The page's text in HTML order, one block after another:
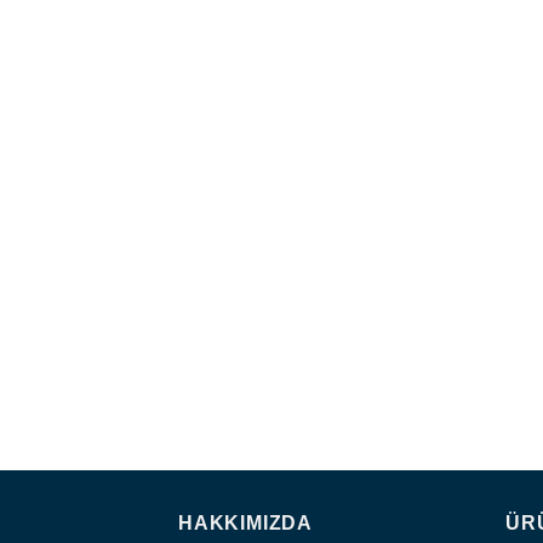
HAKKIMIZDA